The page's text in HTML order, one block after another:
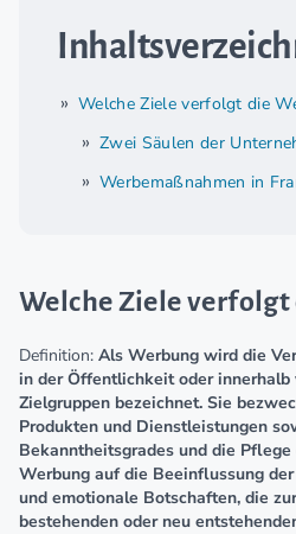
Welche Ziele verfolgt die
Zwei Säulen der
Werbemaßnahmen in
Welche Ziele verfolgt
Definition: Als Werbung wird die
in der Öffentlichkeit oder innerhalb
Zielgruppen bezeichnet. Sie
Produkten und Dienstleistungen
Bekanntheitsgrades und die
Werbung auf die Beeinflussung
und emotionale Botschaften, die
bestehenden oder neu